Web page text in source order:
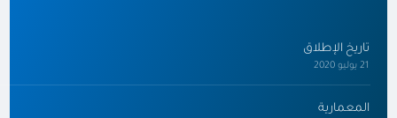
تاريخ الإطلاق
21 يوليو 2020
المعمارية